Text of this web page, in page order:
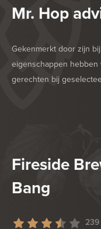
Mr. Hop
Gekenmerkt door zijn
eigenschappen
gerechten bij
HEERLIJK BIJ
Fireside
Bang